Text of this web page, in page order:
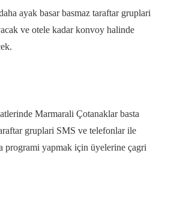
ayak basar basmaz taraftar gruplari
ve otele kadar konvoy halinde
Marmarali Çotanaklar basta
gruplari SMS ve telefonlar ile
programi yapmak için üyelerine çagri